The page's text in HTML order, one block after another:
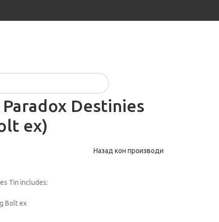
Destinies
ex)
Назад кон производи
Tin includes:
Bolt ex